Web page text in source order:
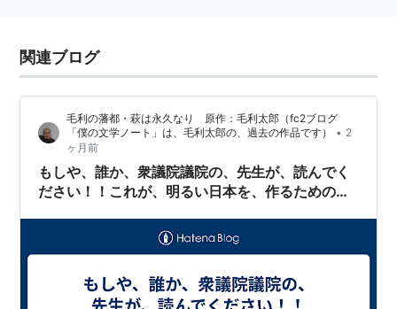
1995年 参議院議員選挙に山口選挙区から自民党公
認で立候補当選
2008年 防衛大臣に就任
2011年 自民党シャドウ・キャビネット官房副長
官・自民党政務調査会長代理
後に大蔵大臣を歴任
関連ブログ
毛利の藩都・萩は永久なり 原作：毛利太郎（fc2ブログ
「僕の文学ノート」は、毛利太郎の、過去の作品です）
• 2
ヶ月前
もしや、誰か、衆議院議院の、先生が、読んでく
ださい！！これが、明るい日本を、作るための、